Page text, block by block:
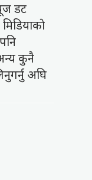
डट
अन्य कुनै
अघि